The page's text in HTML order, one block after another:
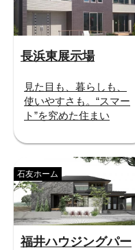
長浜東展示場
見た目も、暮らしも、
使いやすさも。“スマー
ト”を究めた住まい
福井ハウジングパー
石友ホーム